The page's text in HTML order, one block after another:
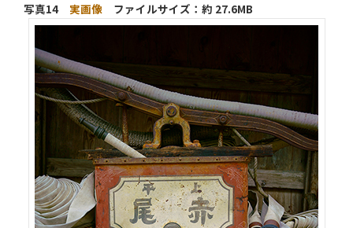
写真14 実画像 ファイルサイズ：約 27.6MB